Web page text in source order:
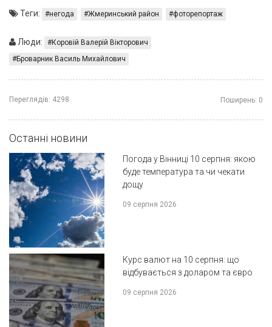
Теги: негода Жмеринський район фоторепортаж
Люди:
Коровій Валерій Вікторович
Броварник Василь Михайлович
Переглядів: 4298 Поширень: 0
Останні новини
Погода у Вінниці 10 серпня: якою
буде температура та чи чекати
дощу
09 серпня 2026
Курс валют на 10 серпня: що
відбувається з доларом та євро
09 серпня 2026